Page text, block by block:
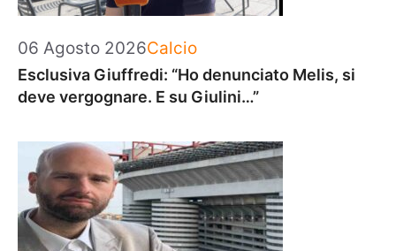
06 Agosto 2026Categorie
Calcio
Esclusiva Giuffredi: “Ho denunciato Melis, si
deve vergognare. E su Giulini…”